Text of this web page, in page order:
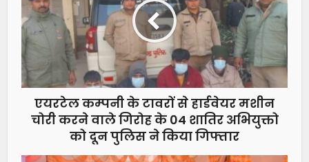
एयरटेल कम्पनी के टावरों से हार्डवेयर मशीन
चोरी करने वाले गिरोह के 04 शातिर अभियुक्तो
को दून पुलिस ने किया गिफ्तार